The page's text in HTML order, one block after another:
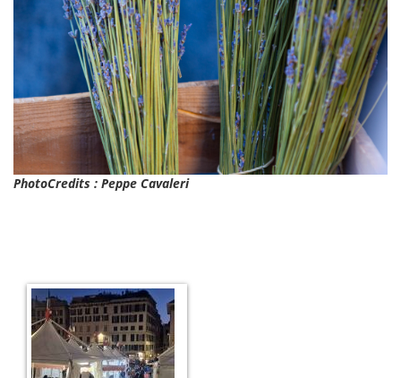
PhotoCredits : Peppe Cavaleri